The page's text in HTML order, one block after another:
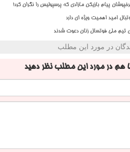
پیام بازیکن مازادی که پرسپولیس را نگران کرد!
امید اهمیت ویژه ای دارد
در مورد این مطلب
همدر مورد این مطلب نظر دهید